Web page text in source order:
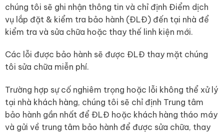
chúng tôi sẽ ghi nhận thông tin và chỉ định Điểm dịch
vụ lắp đặt & kiểm tra bảo hành (ĐLĐ) đến tại nhà để
kiểm tra và sửa chữa hoặc thay thế linh kiện mới.
Các lỗi được bảo hành sẽ được ĐLĐ thay mặt chúng
tôi sửa chữa miễn phí.
Trường hợp sự cố nghiêm trọng hoặc lỗi không thể xử lý
tại nhà khách hàng, chúng tôi sẽ chỉ định Trung tâm
bảo hành gần nhất để ĐLĐ hoặc khách hàng tháo máy
và gửi về trung tâm bảo hành để được sửa chữa, thay